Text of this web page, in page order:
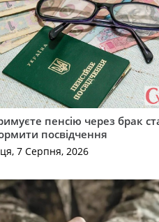
пенсію через брак
посвідчення
7 Серпня, 2026